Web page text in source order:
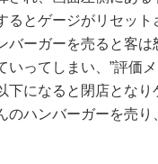
るとゲージがリセッ
バーガーを売ると客
いってしまい、”評価
下になると閉店とな
のハンバーガーを売